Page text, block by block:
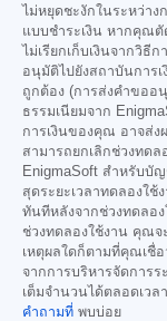
ไม่หยุดชะงักในระหว่าง
แบบชำระเงิน หากคุณตั
ไม่เรียกเก็บเงินจากวิธี
อนุมัติไปยังสถาบันการ
ถูกต้อง (การส่งคำขออ
ธรรมเนียมจาก
การเงินของคุณ อาจส่
สามารถยกเลิกช่วงทด
EnigmaSoft สำหรับบั
สุดระยะเวลาทดลองใช้
ทันทีหลังจากช่วงทดลอ
ช่วงทดลองใช้งาน คุณจ
เหตุผลใดก็ตามที่คุณเชื่
จากการบริหารจัดการ
เต็มจำนวนได้ตลอดเวล
คำถามที่ พบบ่อย